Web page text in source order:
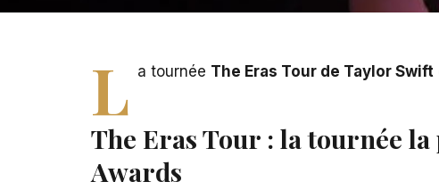
L a tournée The Eras Tour de Taylor Swift
The Eras Tour : la tournée
Awards